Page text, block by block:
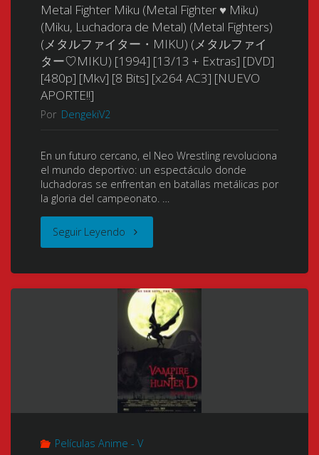
Metal Fighter Miku (Metal Fighter ♥ Miku)
(Miku, Luchadora de Metal) (Metal Fighters)
(メタルファイター・MIKU) (メタルファイ
ター♡MIKU) [1994] [13/13 + Extras] [DVD]
[480p] [Mkv] [8 Bits] [x264 AC3] [NUEVO
APORTE!!]
Por DengekiV2
En un futuro cercano, el Neo Wrestling revoluciona
el mundo deportivo: un espectáculo donde
luchadoras se enfrentan en batallas metálicas por
la gloria del campeonato. …
Seguir Leyendo "Metal
Miku
(Metal
Fighter
Miku)
(Miku,
Películas Anime - V